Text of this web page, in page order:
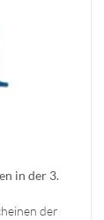
in der 3.
der